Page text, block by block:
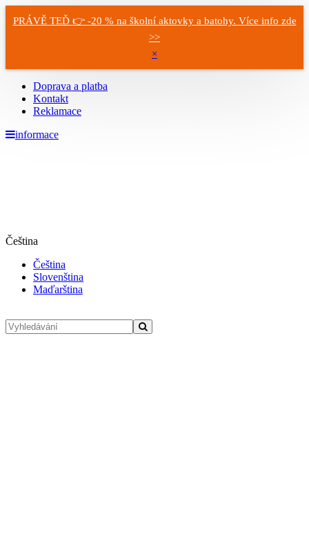
PRÁVĚ TEĎ 👉 -20 % na školní aktovky a batohy. Více info zde
>>
×
Doprava a platba
Kontakt
Reklamace
informace
Čeština
Čeština
Slovenština
Maďarština